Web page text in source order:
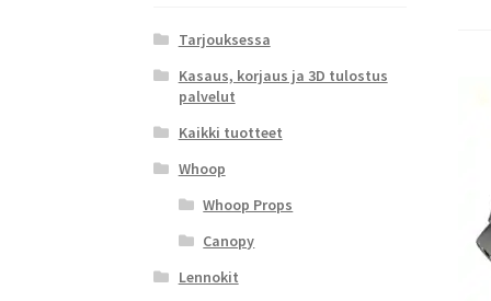
Tarjouksessa
Kasaus, korjaus ja 3D tulostus
palvelut
Kaikki tuotteet
Whoop
Whoop Props
Canopy
Lennokit